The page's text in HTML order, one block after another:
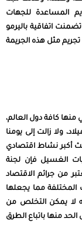
المساعدة للجهات
اتفاقية باليرمو
تجريم مثل هذه الجريمة
منها كافة دول العالم،
ولا زالت إلى يومنا
أكبر نشاط اقتصادي
الغسيل فإن لجنة
من جرائم الاقتصاد
المختلفة مما يجعلها
لا يمكن التخلص من
منها باتباع الطرق